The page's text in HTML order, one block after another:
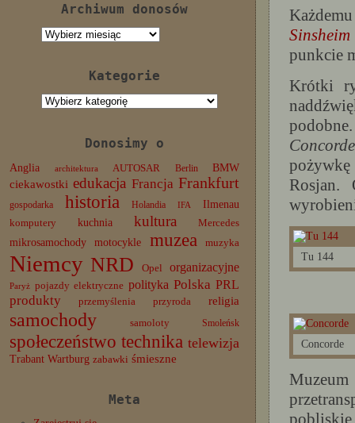
Archiwum donosów
Archiwum
Kategorie
Kategorie
Donosimy o
Anglia architektura AUTOSAR Berlin BMW
ciekawostki edukacja Francja Frankfurt
gospodarka historia Holandia IFA
Ilmenau
komputery
kuchnia kultura Mercedes
mikrosamochody motocykle muzea muzyka
Niemcy NRD Opel organizacyjne
Paryż pojazdy elektryczne polityka Polska PRL
produkty
przemyślenia przyroda religia
samochody samoloty Smoleńsk
społeczeństwo technika telewizja
Trabant Wartburg zabawki śmieszne
Meta
Sinsheim
punkcie
Krótki
Concorde
Rosjan.
Tu 144
Concorde